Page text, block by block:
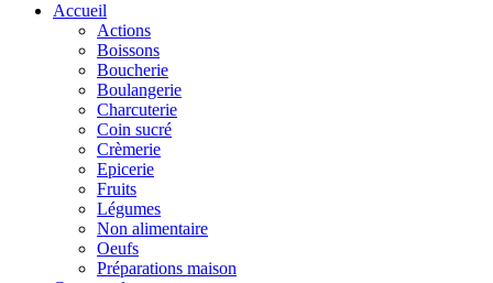
Accueil
Actions
Boissons
Boucherie
Boulangerie
Charcuterie
Coin sucré
Crèmerie
Epicerie
Fruits
Légumes
Non alimentaire
Oeufs
Préparations maison